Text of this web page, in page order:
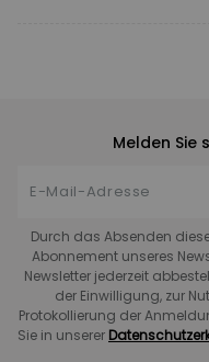
Melden Sie
Durch das Absenden
Abonnement unseres
Newsletter jederzeit
der Einwilligung, zur
Protokollierung der
Sie in unserer